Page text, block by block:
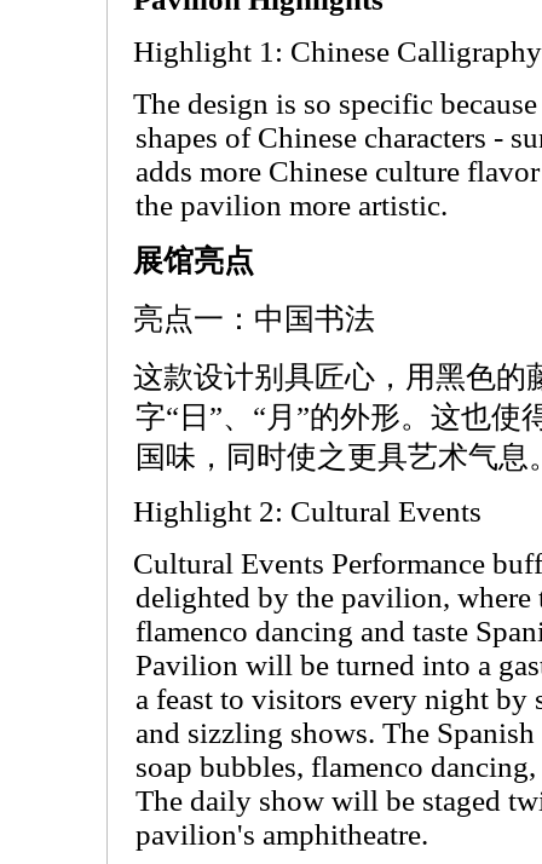
Highlight 1: Chinese Calligraphy
The design is so specific
shapes of Chinese characters -
adds more Chinese culture
the pavilion more artistic.
展馆亮点
亮点一：中国书法
这款设计别具匠心，用黑色的
字“日”、“月”的外形。这也使
国味，同时使之更具艺术气息
Highlight 2: Cultural Events
Cultural Events Performance
delighted by the pavilion, where
flamenco dancing and taste
Pavilion will be turned into a
a feast to visitors every night by
and sizzling shows. The
soap bubbles, flamenco
The daily show will be staged
pavilion's amphitheatre.